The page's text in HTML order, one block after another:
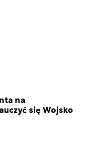
na
się Wojsko